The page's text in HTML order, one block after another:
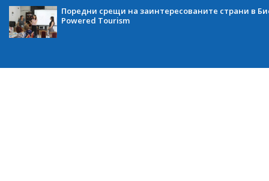
Поредни срещи на заинтересованите страни в
Powered Tourism